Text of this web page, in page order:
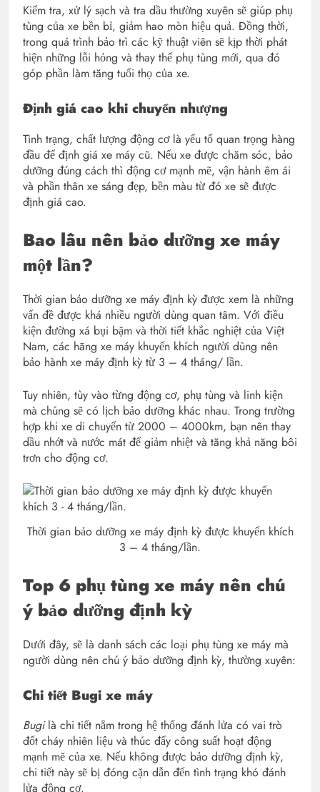
Kiểm tra, xử lý sạch và tra dầu thường xuyên sẽ giúp phụ
tùng của xe bền bỉ, giảm hao mòn hiệu quả. Đồng thời,
trong quá trình bảo trì các kỹ thuật viên sẽ kịp thời phát
hiện những lỗi hỏng và thay thế phụ tùng mới, qua đó
góp phần làm tăng tuổi thọ của xe.
Định giá cao khi chuyển nhượng
Tình trạng, chất lượng động cơ là yếu tố quan trọng hàng
đầu để định giá xe máy cũ. Nếu xe được chăm sóc, bảo
dưỡng đúng cách thì động cơ mạnh mẽ, vận hành êm ái
và phần thân xe sáng đẹp, bền màu từ đó xe sẽ được
định giá cao.
Bao lâu nên bảo dưỡng xe máy
một lần?
Thời gian bảo dưỡng xe máy định kỳ được xem là những
vấn đề được khá nhiều người dùng quan tâm. Với điều
kiện đường xá bụi bặm và thời tiết khắc nghiệt của Việt
Nam, các hãng xe máy khuyến khích người dùng nên
bảo hành xe máy định kỳ từ 3 – 4 tháng/ lần.
Tuy nhiên, tùy vào từng động cơ, phụ tùng và linh kiện
mà chúng sẽ có lịch bảo dưỡng khác nhau. Trong trường
hợp khi xe di chuyển từ 2000 – 4000km, bạn nên thay
dầu nhớt và nước mát để giảm nhiệt và tăng khả năng bôi
trơn cho động cơ.
Thời gian bảo dưỡng xe máy định kỳ được khuyến khích
3 – 4 tháng/lần.
Top 6 phụ tùng xe máy nên chú
ý bảo dưỡng định kỳ
Dưới đây, sẽ là danh sách các loại phụ tùng xe máy mà
người dùng nên chú ý bảo dưỡng định kỳ, thường xuyên:
Chi tiết Bugi xe máy
Bugilà chi tiết nằm trong hệ thống đánh lửa có vai trò
đốt cháy nhiên liệu và thúc đẩy công suất hoạt động
mạnh mẽ của xe. Nếu không được bảo dưỡng định kỳ,
chi tiết này sẽ bị đóng cặn dẫn đến tình trạng khó đánh
lửa động cơ.